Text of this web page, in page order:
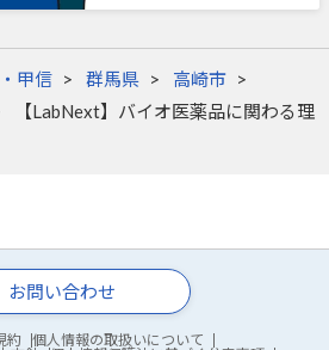
甲信 群馬県
高崎市
【LabNext】バイオ医薬品に関わる理
お問い合わせ
約
個人情報の取扱いについて